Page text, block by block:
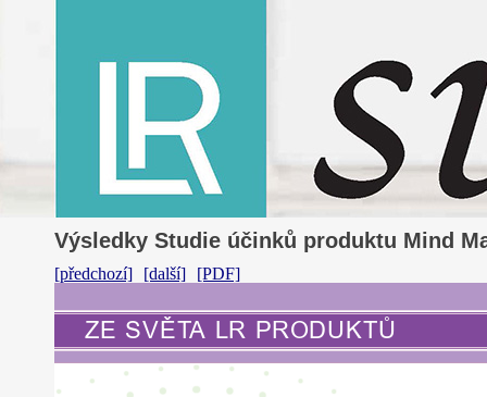
Výsledky Studie účinků produktu Mind
[předchozí] [další] [PDF]
ZE SVĚTA LR PRODUKTŮ